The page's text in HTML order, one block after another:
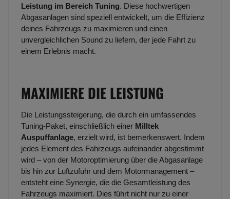
Leistung im Bereich Tuning. Diese hochwertigen
Abgasanlagen sind speziell entwickelt, um die Effizienz
deines Fahrzeugs zu maximieren und einen
unvergleichlichen Sound zu liefern, der jede Fahrt zu
einem Erlebnis macht.
MAXIMIERE DIE LEISTUNG
Die Leistungssteigerung, die durch ein umfassendes
Tuning-Paket, einschließlich einer Milltek
Auspuffanlage, erzielt wird, ist bemerkenswert. Indem
jedes Element des Fahrzeugs aufeinander abgestimmt
wird – von der Motoroptimierung über die Abgasanlage
bis hin zur Luftzufuhr und dem Motormanagement –
entsteht eine Synergie, die die Gesamtleistung des
Fahrzeugs maximiert. Dies führt nicht nur zu einer